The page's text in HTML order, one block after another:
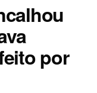
por